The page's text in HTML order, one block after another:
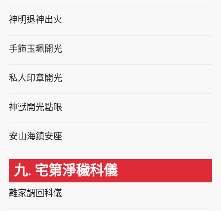
神明退神出火
手飾玉珮開光
私人印章開光
神獸開光點眼
安山海鎮安座
九. 宅第淨穢科儀
離家調回科儀